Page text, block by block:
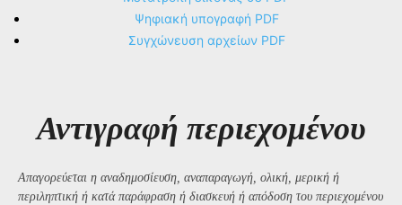
Ψηφιακή υπογραφή PDF
Συγχώνευση αρχείων PDF
Αντιγραφή περιεχομένου
Απαγορεύεται η αναδημοσίευση, αναπαραγωγή, ολική, μερική ή
περιληπτική ή κατά παράφραση ή διασκευή ή απόδοση του περιεχομένου